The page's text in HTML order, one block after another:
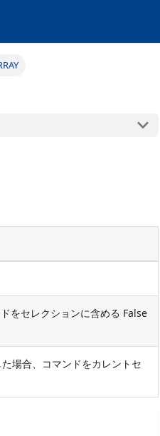
をセレクションに含める False
場合、コマンドをカレントセ